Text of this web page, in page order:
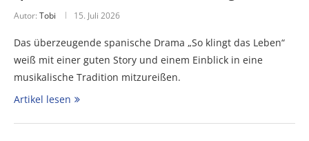
Autor: Tobi 15. Juli 2026
Das überzeugende spanische Drama „So klingt das Leben“
weiß mit einer guten Story und einem Einblick in eine
musikalische Tradition mitzureißen.
Artikel lesen